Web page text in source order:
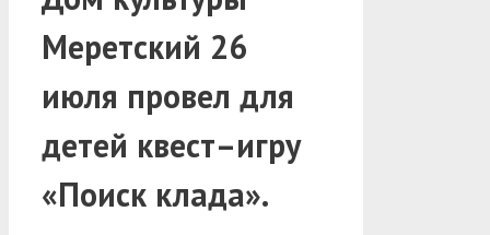
Меретский 26
июля провел для
детей квест–игру
«Поиск клада».